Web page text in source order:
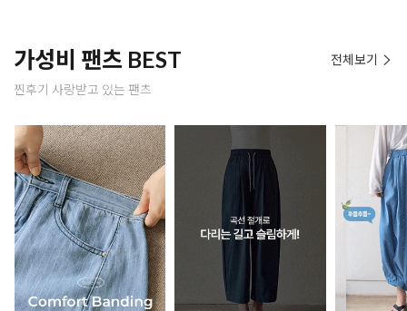
가성비 팬츠 BEST
찐후기 사랑받고 있는 팬츠
전체보기